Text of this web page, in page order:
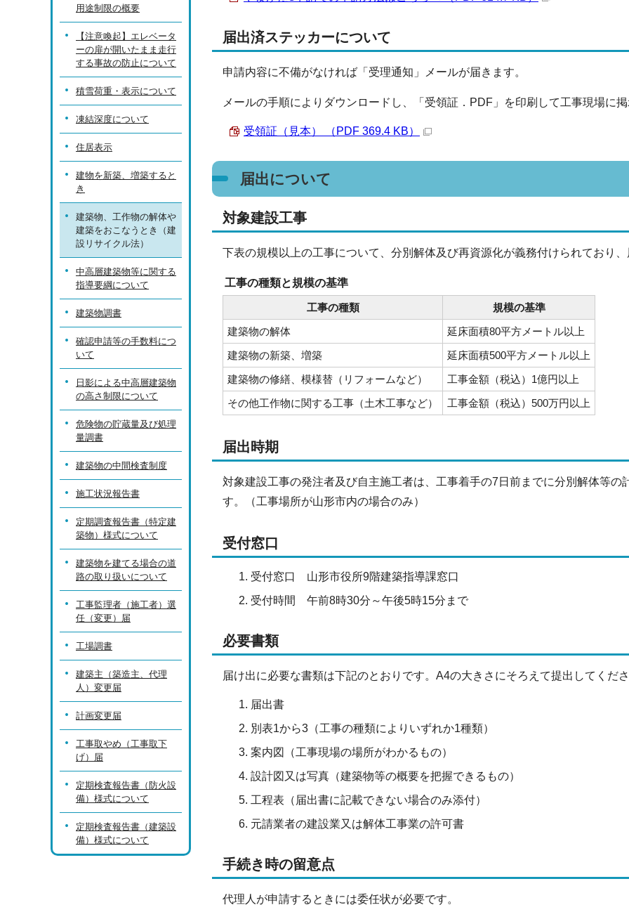
届出済ステッカーについて
申請内容に不備がなければ「受理通知」メールが届きます。
メールの手順によりダウンロードし、「受領証．PDF」を印刷して工事現場に
受領証（見本） （PDF 369.4 KB）
届出について
対象建設工事
下表の規模以上の工事について、分別解体及び再資源化が義務付けられており
工事の種類と規模の基準
工事の種類
規模の基準
建築物の解体
延床面積80平方メートル以上
建築物の新築、増築
延床面積500平方メートル以上
建築物の修繕、模様替（リフォームなど）
工事金額（税込）1億円以上
その他工作物に関する工事（土木工事など）
工事金額（税込）500万円以上
届出時期
対象建設工事の発注者及び自主施工者は、工事着手の7日前までに分別解体等
す。（工事場所が山形市内の場合のみ）
受付窓口
受付窓口 山形市役所9階建築指導課窓口
受付時間 午前8時30分～午後5時15分まで
必要書類
届け出に必要な書類は下記のとおりです。A4の大きさにそろえて提出してくだ
届出書
別表1から3（工事の種類によりいずれか1種類）
案内図（工事現場の場所がわかるもの）
設計図又は写真（建築物等の概要を把握できるもの）
工程表（届出書に記載できない場合のみ添付）
元請業者の建設業又は解体工事業の許可書
手続き時の留意点
代理人が申請するときには委任状が必要です。
用途制限の概要
【注意喚起】エレベータ
ーの扉が開いたまま走行
する事故の防止について
積雪荷重・表示について
凍結深度について
住居表示
建物を新築、増築すると
き
建築物、工作物の解体や
建築をおこなうとき（建
設リサイクル法）
中高層建築物等に関する
指導要綱について
建築物調書
確認申請等の手数料につ
いて
日影による中高層建築物
の高さ制限について
危険物の貯蔵量及び処理
量調書
建築物の中間検査制度
施工状況報告書
定期調査報告書（特定建
築物）様式について
建築物を建てる場合の道
路の取り扱いについて
工事監理者（施工者）選
任（変更）届
工場調書
建築主（築造主、代理
人）変更届
計画変更届
工事取やめ（工事取下
げ）届
定期検査報告書（防火設
備）様式について
定期検査報告書（建築設
備）様式について